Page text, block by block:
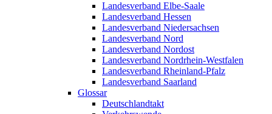
Landesverband Elbe-Saale
Landesverband Hessen
Landesverband Niedersachsen
Landesverband Nord
Landesverband Nordost
Landesverband Nordrhein-Westfalen
Landesverband Rheinland-Pfalz
Landesverband Saarland
Glossar
Deutschlandtakt